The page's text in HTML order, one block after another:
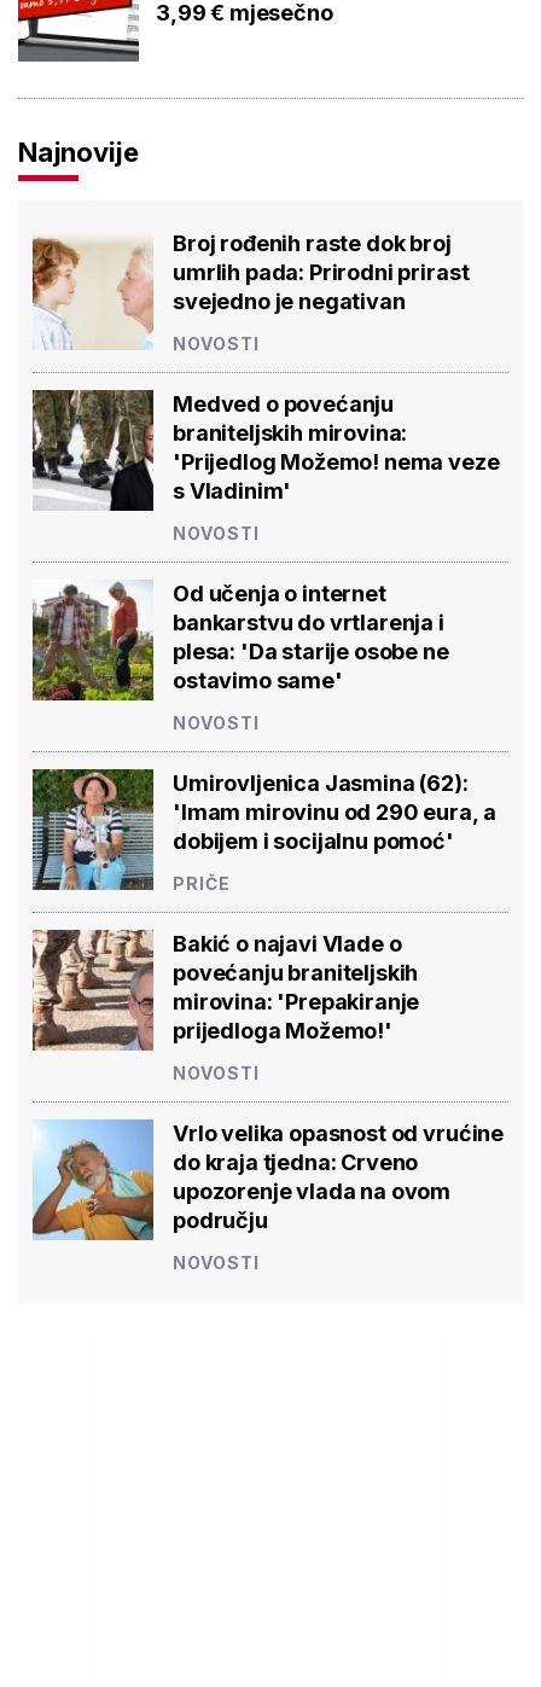
3,99 € mjesečno
Najnovije
Broj rođenih raste dok broj
umrlih pada: Prirodni prirast
svejedno je negativan
NOVOSTI
Medved o povećanju
braniteljskih mirovina:
'Prijedlog Možemo! nema veze
s Vladinim'
NOVOSTI
Od učenja o internet
bankarstvu do vrtlarenja i
plesa: 'Da starije osobe ne
ostavimo same'
NOVOSTI
Umirovljenica Jasmina (62):
'Imam mirovinu od 290 eura, a
dobijem i socijalnu pomoć'
PRIČE
Bakić o najavi Vlade o
povećanju braniteljskih
mirovina: 'Prepakiranje
prijedloga Možemo!'
NOVOSTI
Vrlo velika opasnost od vrućine
do kraja tjedna: Crveno
upozorenje vlada na ovom
području
NOVOSTI